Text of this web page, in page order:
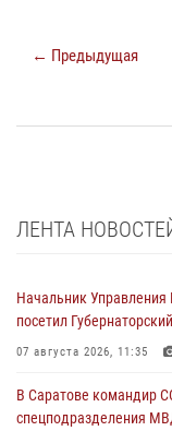
← Предыдущая
ЛЕНТА
Начальник Управления
посетил
07 августа 2026, 11:35
В Саратове командир
спецподразделения